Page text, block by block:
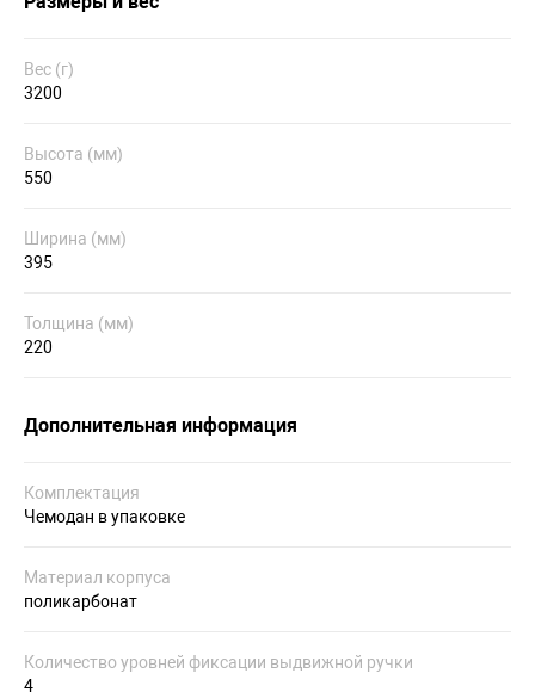
Вес (г)
3200
Высота (мм)
550
Ширина (мм)
395
Толщина (мм)
220
Дополнительная информация
Комплектация
Чемодан в упаковке
Материал корпуса
поликарбонат
Количество уровней фиксации выдвижной ручки
4